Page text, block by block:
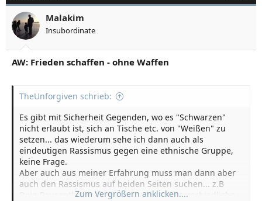
Malakim
Insubordinate
AW: Frieden schaffen - ohne Waffen
TheUnforgiven schrieb:
Es gibt mit Sicherheit Gegenden, wo es "Schwarzen"
nicht erlaubt ist, sich an Tische etc. von "Weißen" zu
setzen... das wiederum sehe ich dann auch als
eindeutigen Rassismus gegen eine ethnische Gruppe,
keine Frage.
Aber auch aus meiner Erfahrung muss man dann aber
auch den Rassismus auf beiden Seiten suchen... z.B
Dein Pausenthema habe ich auch auf unterschiedliche
Zum Vergrößern anklicken....